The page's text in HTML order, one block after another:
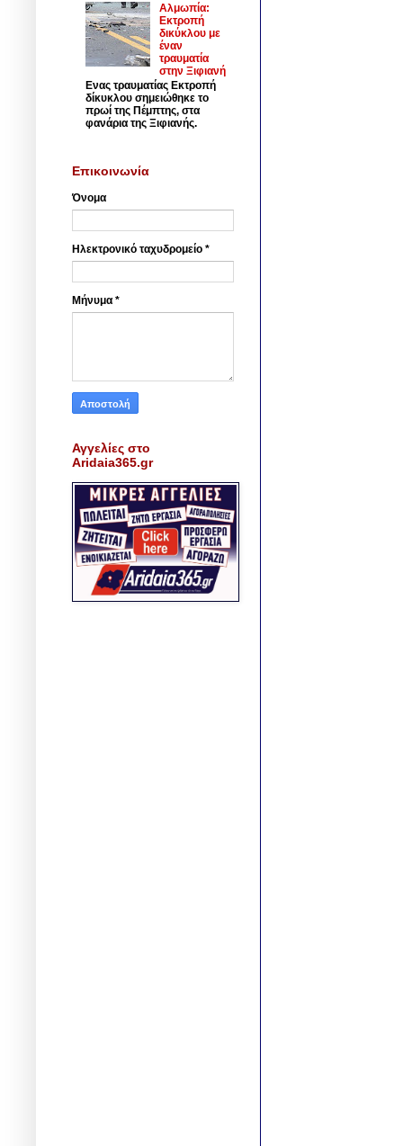
Αλμωπία:
Εκτροπή
δικύκλου με
έναν
τραυματία
στην Ξιφιανή
Ενας τραυματίας Εκτροπή
δίκυκλου σημειώθηκε το
πρωί της Πέμπτης, στα
φανάρια της Ξιφιανής.
Επικοινωνία
Όνομα
Ηλεκτρονικό ταχυδρομείο *
Μήνυμα *
Αγγελίες στο
Aridaia365.gr